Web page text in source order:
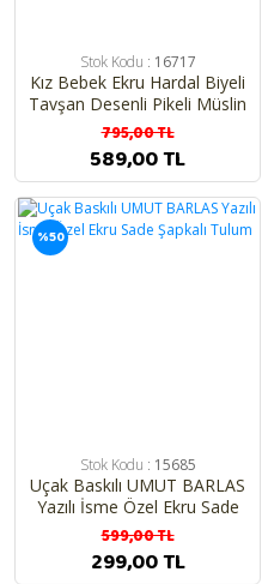
Stok Kodu : 16717
Kız Bebek Ekru Hardal Biyeli
Tavşan Desenli Pikeli Müslin
Battaniye 100x100cm
795,00 TL
589,00 TL
%50
Stok Kodu : 15685
Uçak Baskılı UMUT BARLAS
Yazılı İsme Özel Ekru Sade
Şapkalı Tulum
599,00 TL
299,00 TL